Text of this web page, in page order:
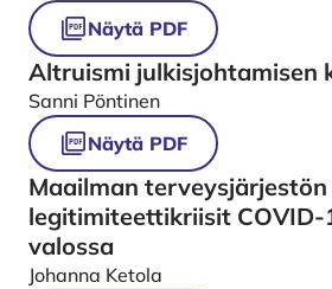
Näytä PDF
Altruismi julkisjohtamisen
Sanni Pöntinen
Näytä PDF
Maailman
legitimiteettikriisit COVID-
valossa
Johanna Ketola